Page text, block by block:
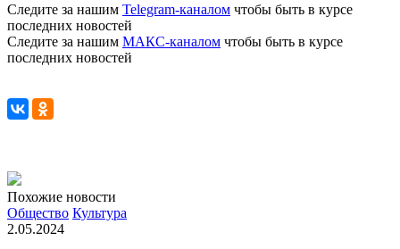
Следите за нашим Telegram-каналом чтобы быть в курсе
последних новостей
Следите за нашим МАКС-каналом чтобы быть в курсе
последних новостей
Похожие новости
Общество Культура
2.05.2024